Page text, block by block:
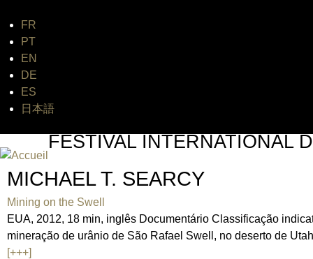
FR
PT
EN
DE
ES
日本語
FESTIVAL INTERNATIONAL
MICHAEL T. SEARCY
Mining on the Swell
EUA, 2012, 18 min, inglês Documentário Classificação
mineração de urânio de São Rafael Swell, no deserto de
[+++]